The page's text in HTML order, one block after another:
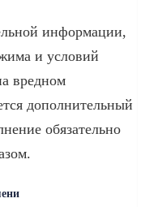
информации,
и условий
вредном
дополнительный
обязательно